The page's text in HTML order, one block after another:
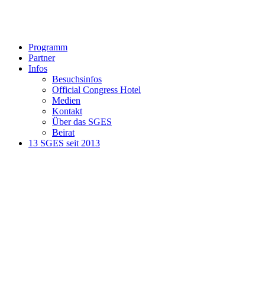
Programm
Partner
Infos
Besuchsinfos
Official Congress Hotel
Medien
Kontakt
Über das SGES
Beirat
13 SGES seit 2013